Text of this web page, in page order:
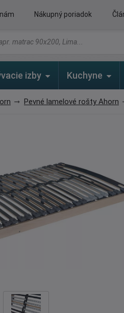
Nákupný poriadok
izby Kuchyne
Pevné lamelové rošty Ahorn